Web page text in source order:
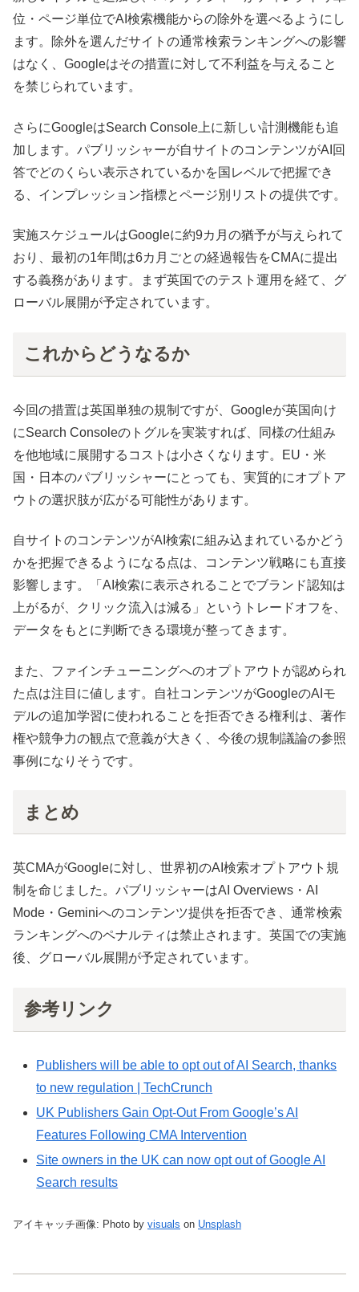
位・ページ単位でAI検索機能からの除外を選べるようにし
ます。除外を選んだサイトの通常検索ランキングへの影響
はなく、Googleはその措置に対して不利益を与えること
を禁じられています。
さらにGoogleはSearch Console上に新しい計測機能も追
加します。パブリッシャーが自サイトのコンテンツがAI回
答でどのくらい表示されているかを国レベルで把握でき
る、インプレッション指標とページ別リストの提供です。
実施スケジュールはGoogleに約9カ月の猶予が与えられて
おり、最初の1年間は6カ月ごとの経過報告をCMAに提出
する義務があります。まず英国でのテスト運用を経て、グ
ローバル展開が予定されています。
これからどうなるか
今回の措置は英国単独の規制ですが、Googleが英国向け
にSearch Consoleのトグルを実装すれば、同様の仕組み
を他地域に展開するコストは小さくなります。EU・米
国・日本のパブリッシャーにとっても、実質的にオプトア
ウトの選択肢が広がる可能性があります。
自サイトのコンテンツがAI検索に組み込まれているかどう
かを把握できるようになる点は、コンテンツ戦略にも直接
影響します。「AI検索に表示されることでブランド認知は
上がるが、クリック流入は減る」というトレードオフを、
データをもとに判断できる環境が整ってきます。
また、ファインチューニングへのオプトアウトが認められ
た点は注目に値します。自社コンテンツがGoogleのAIモ
デルの追加学習に使われることを拒否できる権利は、著作
権や競争力の観点で意義が大きく、今後の規制議論の参照
事例になりそうです。
まとめ
英CMAがGoogleに対し、世界初のAI検索オプトアウト規
制を命じました。パブリッシャーはAI Overviews・AI
Mode・Geminiへのコンテンツ提供を拒否でき、通常検索
ランキングへのペナルティは禁止されます。英国での実施
後、グローバル展開が予定されています。
参考リンク
Publishers will be able to opt out of AI Search, thanks
to new regulation | TechCrunch
UK Publishers Gain Opt-Out From Google’s AI
Features Following CMA Intervention
Site owners in the UK can now opt out of Google AI
Search results
アイキャッチ画像: Photo by visuals on Unsplash